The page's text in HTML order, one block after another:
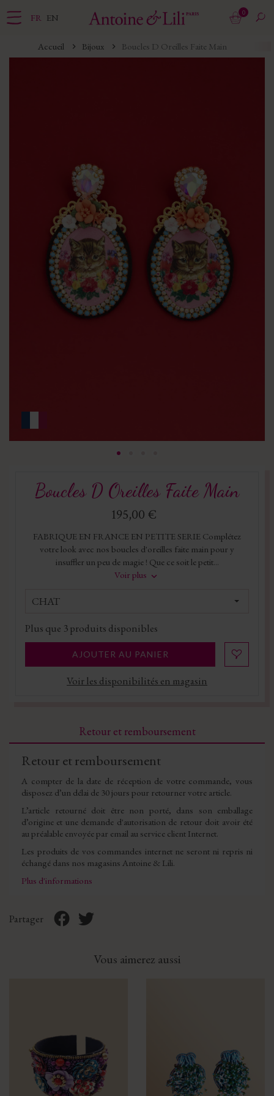
FR EN 0
Accueil Bijoux Boucles D Oreilles Faite Main
Boucles D Oreilles Faite Main
195,00 €
FABRIQUE EN FRANCE EN PETITE SERIE Complétez
votre look avec nos boucles d'oreilles faite main pour y
insuffler un peu de magie ! Que ce soit le petit...
Voir plus
CHAT
Plus que 3produits disponibles
AJOUTER AU PANIER
Voir les disponibilités en magasin
Retour et remboursement
Retour et remboursement
A compter de la date de réception de votre commande, vous
disposez d’un délai de 30 jours pour retourner votre article.
L’article retourné doit être non porté, dans son emballage
d’origine et une demande d'autorisation de retour doit avoir été
au préalable envoyée par email au service client Internet.
Les produits de vos commandes internet ne seront ni repris ni
échangé dans nos magasins Antoine & Lili.
Plus d'informations
Partager
Vous aimerez aussi